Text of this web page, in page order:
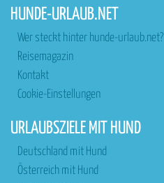
HUNDE-URLAUB.NET
Wer steckt hinter hunde-urlaub.net?
Reisemagazin
Kontakt
Cookie-Einstellungen
URLAUBSZIELE MIT HUND
Deutschland mit Hund
Österreich mit Hund